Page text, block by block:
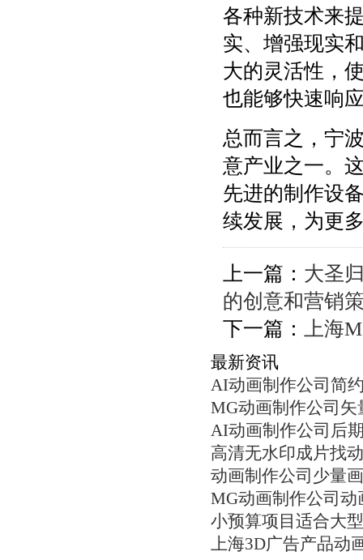
各种新技术来
实、增强现实
大的灵活性，
也能够快速响
总而言之，宁
意产业之一。
先进的制作设
续发展，为更
上一篇： 大圣
的创意和营销
下一篇：
上海
最新资讯
AI动画制作公司简
MG动画制作公司
AI动画制作公司后
高清无水印成片找
动画制作公司少量
MG动画制作公司
小预算项目适合大
上海3D广告产品动